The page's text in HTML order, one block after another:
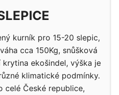
kurník pro 15-20 slepic,
cca 150Kg, snůšková
ekošindel, výška je
klimatické podmínky.
celé České republice,